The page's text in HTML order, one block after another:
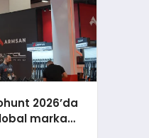
2026’da
marka